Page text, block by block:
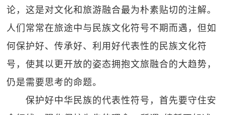
论，这是对文化和旅游融合最为朴素贴切的注解。
人们常常在旅途中与民族文化符号不期而遇，但如
何保护好、传承好、利用好代表性的民族文化符
号，使其以更开放的姿态拥抱文旅融合的大趋势，
仍是需要思考的命题。
保护好中华民族的代表性符号，首先要守住安